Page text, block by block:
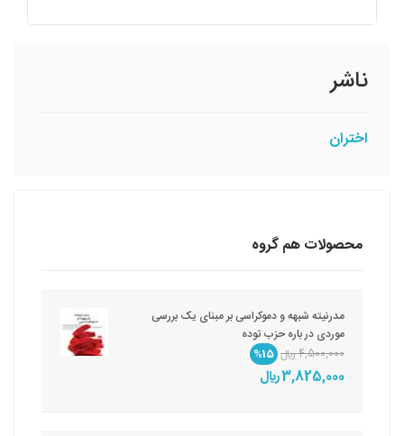
ناشر
اختران
محصولات هم گروه
مدرنیته شبهه و دموکراسی بر مبنای یک بررسی
موردی در باره حزب توده
4,500,000 ريال
%15
3,825,000 ريال